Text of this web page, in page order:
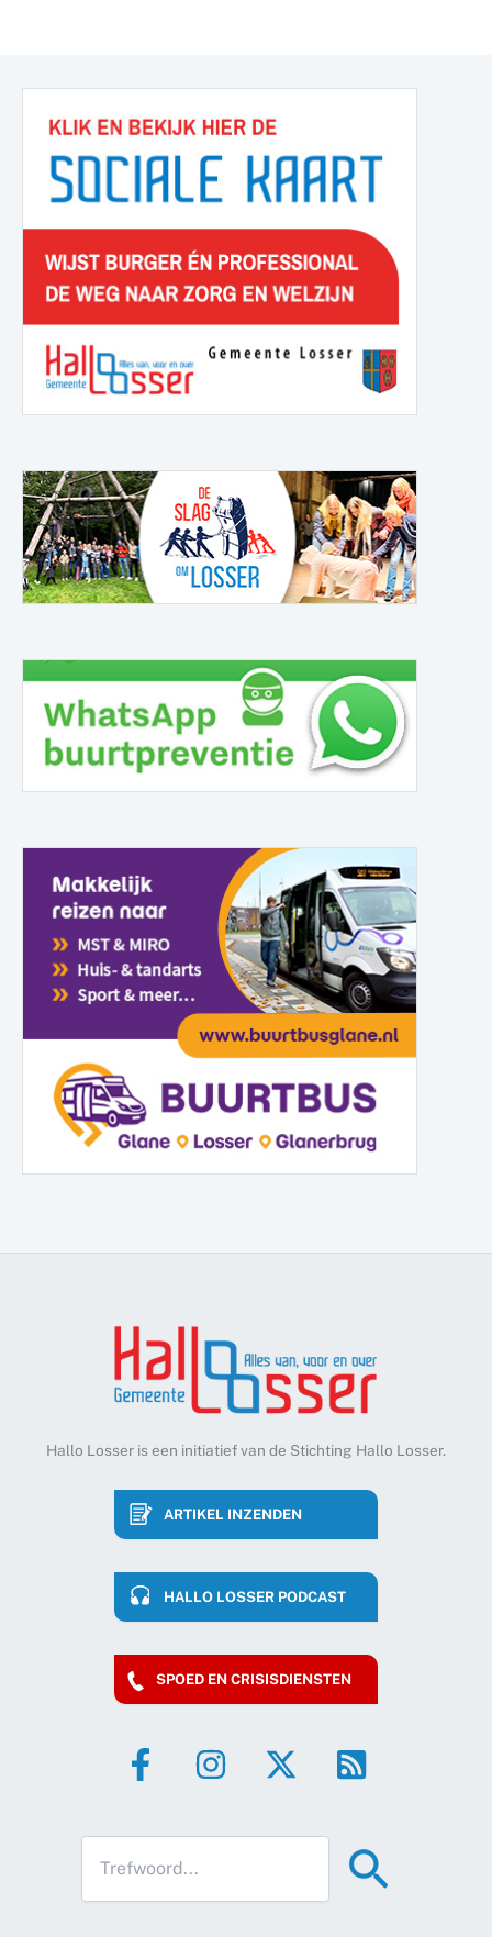
Hallo Losser is een initiatief van de Stichting Hallo Losser.
ARTIKEL INZENDEN
HALLO LOSSER PODCAST
SPOED EN CRISISDIENSTEN